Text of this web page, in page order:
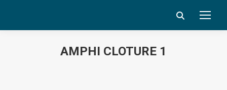
Search:
AMPHI CLOTURE 1